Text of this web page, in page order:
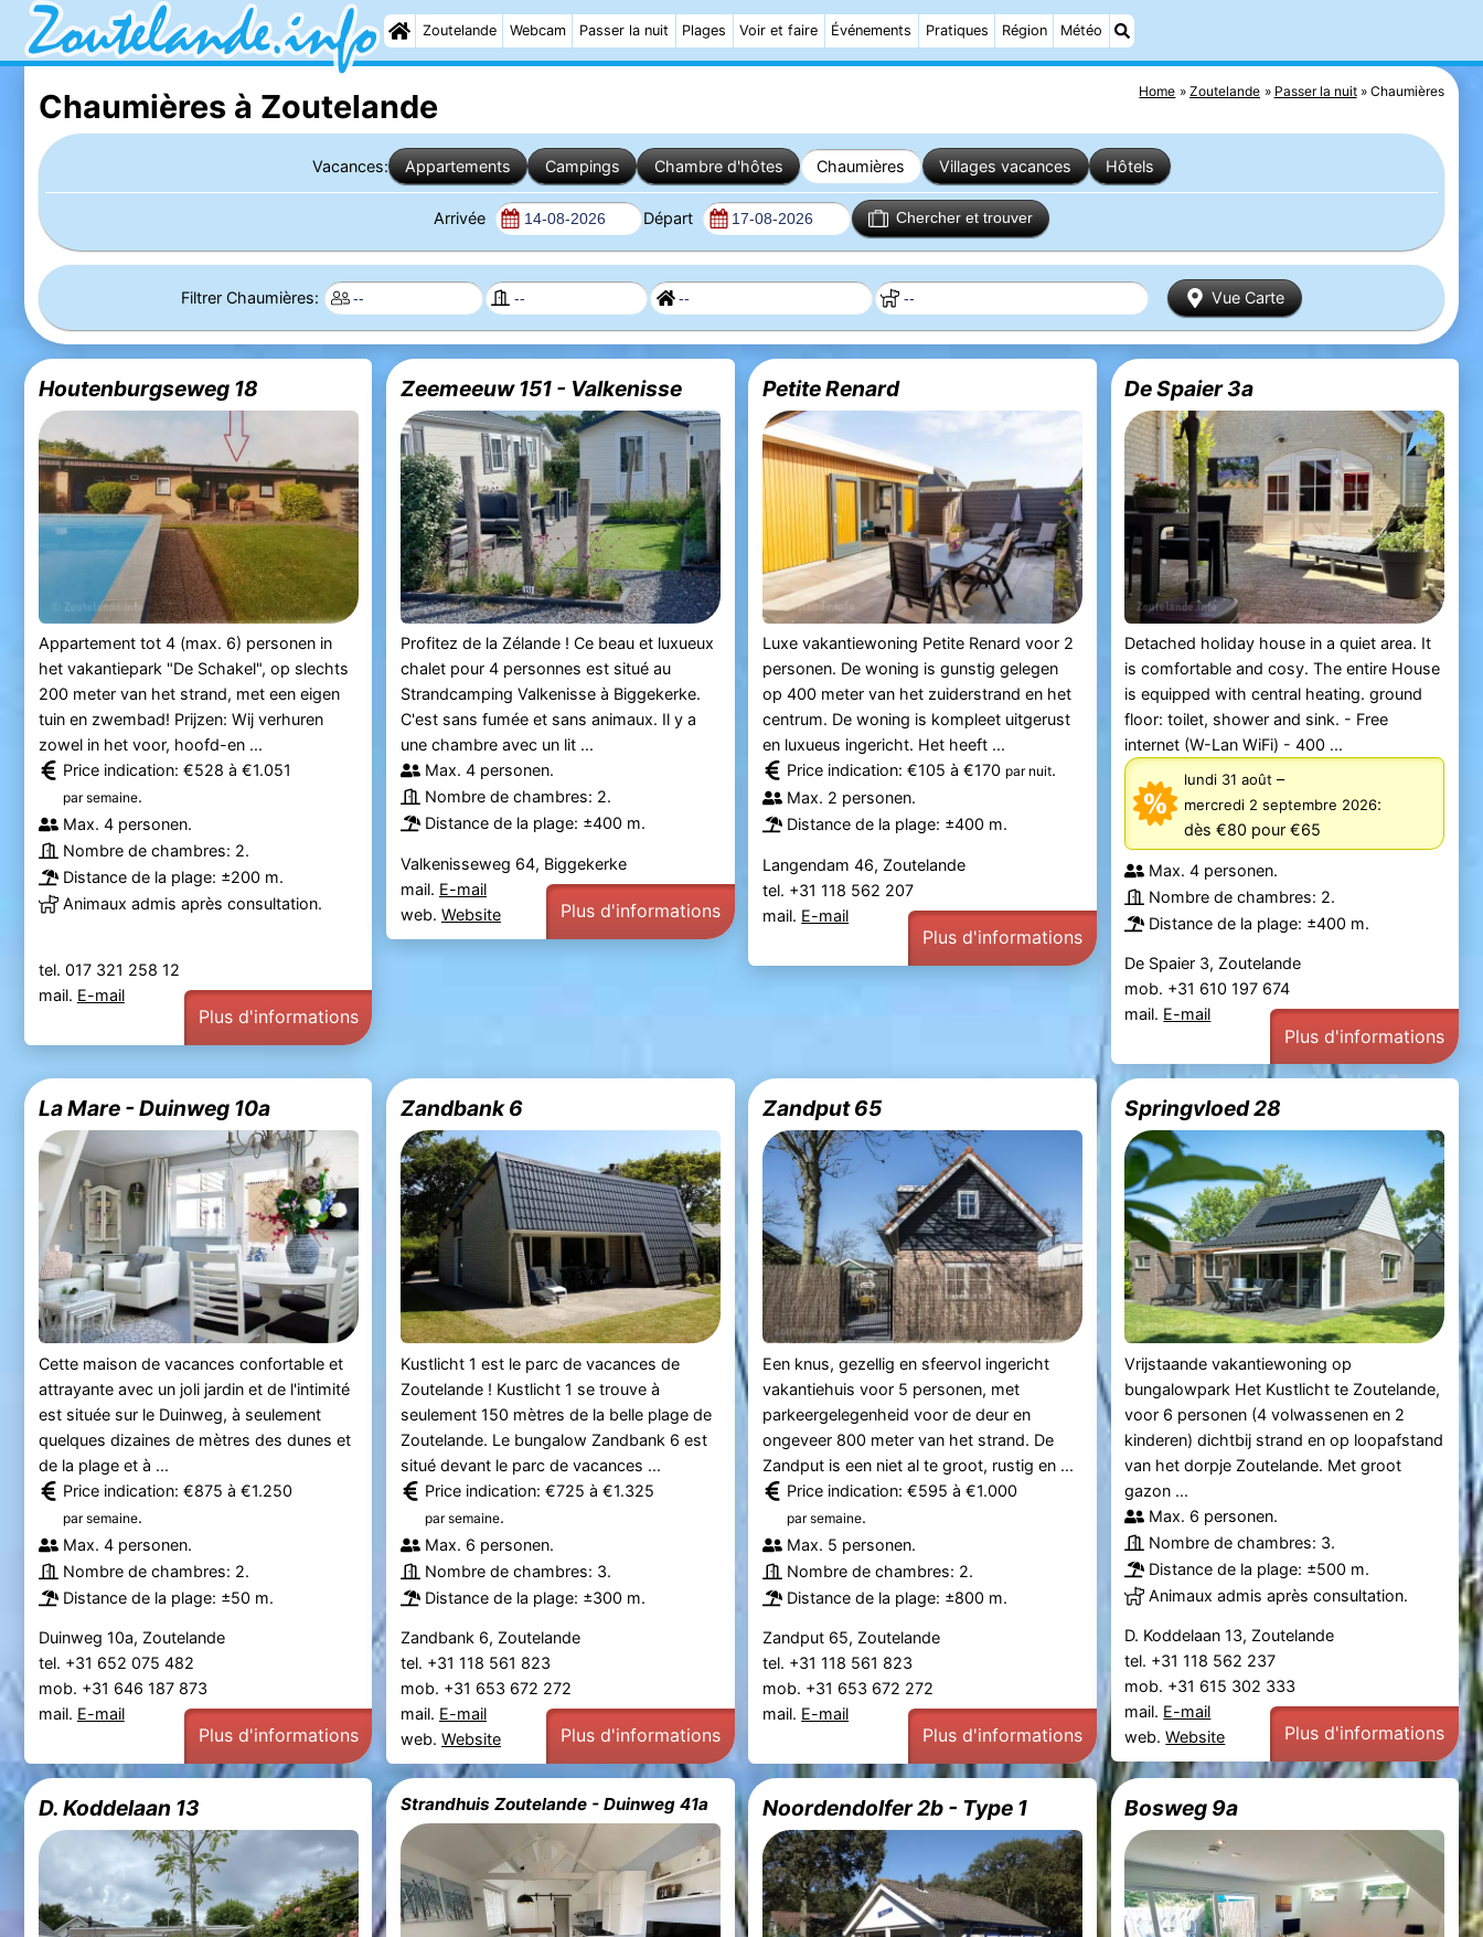
Zoutelande Webcam Passer la nuit Plages Voir et faire Événements Pratiques Région Météo
Home Zoutelande Passer la nuit Chaumières
Chaumières à Zoutelande
Vacances: Appartements Campings Chambre d'hôtes Chaumières Villages vacances Hôtels
Arrivée Départ Chercher et trouver
Filtrer Chaumières: Vue Carte
Houtenburgseweg 18
Appartement tot 4 (max. 6) personen in
het vakantiepark "De Schakel", op slechts
200 meter van het strand, met een eigen
tuin en zwembad! Prijzen: Wij verhuren
zowel in het voor, hoofd-en ...
Price indication: €528 à €1.051
par semaine.
Max. 4 personen.
Nombre de chambres: 2.
Distance de la plage: ±200 m.
Animaux admis après consultation.
tel. 017 321 258 12
mail. E-mail
Plus d'informations
Zeemeeuw 151 - Valkenisse
Profitez de la Zélande ! Ce beau et luxueux
chalet pour 4 personnes est situé au
Strandcamping Valkenisse à Biggekerke.
C'est sans fumée et sans animaux. Il y a
une chambre avec un lit ...
Max. 4 personen.
Nombre de chambres: 2.
Distance de la plage: ±400 m.
Valkenisseweg 64, Biggekerke
mail. E-mail
web. Website Plus d'informations
Petite Renard
Luxe vakantiewoning Petite Renard voor 2
personen. De woning is gunstig gelegen
op 400 meter van het zuiderstrand en het
centrum. De woning is kompleet uitgerust
en luxueus ingericht. Het heeft ...
Price indication: €105 à €170 par nuit.
Max. 2 personen.
Distance de la plage: ±400 m.
Langendam 46, Zoutelande
tel. +31 118 562 207
mail. E-mail
Plus d'informations
De Spaier 3a
Detached holiday house in a quiet area. It
is comfortable and cosy. The entire House
is equipped with central heating. ground
floor: toilet, shower and sink. - Free
internet (W-Lan WiFi) - 400 ...
lundi 31 août –
mercredi 2 septembre 2026:
dès €80 pour €65
Max. 4 personen.
Nombre de chambres: 2.
Distance de la plage: ±400 m.
De Spaier 3, Zoutelande
mob. +31 610 197 674
mail. E-mail
Plus d'informations
La Mare - Duinweg 10a
Cette maison de vacances confortable et
attrayante avec un joli jardin et de l'intimité
est située sur le Duinweg, à seulement
quelques dizaines de mètres des dunes et
de la plage et à ...
Price indication: €875 à €1.250
par semaine.
Max. 4 personen.
Nombre de chambres: 2.
Distance de la plage: ±50 m.
Duinweg 10a, Zoutelande
tel. +31 652 075 482
mob. +31 646 187 873
mail. E-mail
Plus d'informations
Zandbank 6
Kustlicht 1 est le parc de vacances de
Zoutelande ! Kustlicht 1 se trouve à
seulement 150 mètres de la belle plage de
Zoutelande. Le bungalow Zandbank 6 est
situé devant le parc de vacances ...
Price indication: €725 à €1.325
par semaine.
Max. 6 personen.
Nombre de chambres: 3.
Distance de la plage: ±300 m.
Zandbank 6, Zoutelande
tel. +31 118 561 823
mob. +31 653 672 272
mail. E-mail
web. Website Plus d'informations
Zandput 65
Een knus, gezellig en sfeervol ingericht
vakantiehuis voor 5 personen, met
parkeergelegenheid voor de deur en
ongeveer 800 meter van het strand. De
Zandput is een niet al te groot, rustig en ...
Price indication: €595 à €1.000
par semaine.
Max. 5 personen.
Nombre de chambres: 2.
Distance de la plage: ±800 m.
Zandput 65, Zoutelande
tel. +31 118 561 823
mob. +31 653 672 272
mail. E-mail
Plus d'informations
Springvloed 28
Vrijstaande vakantiewoning op
bungalowpark Het Kustlicht te Zoutelande,
voor 6 personen (4 volwassenen en 2
kinderen) dichtbij strand en op loopafstand
van het dorpje Zoutelande. Met groot
gazon ...
Max. 6 personen.
Nombre de chambres: 3.
Distance de la plage: ±500 m.
Animaux admis après consultation.
D. Koddelaan 13, Zoutelande
tel. +31 118 562 237
mob. +31 615 302 333
mail. E-mail
web.Website Plus d'informations
D. Koddelaan 13 Strandhuis Zoutelande - Duinweg 41a Noordendolfer 2b - Type 1 Bosweg 9a